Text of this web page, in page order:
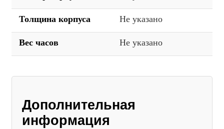
Толщина корпуса Не указано
Вес часов Не указано
Дополнительная
информация